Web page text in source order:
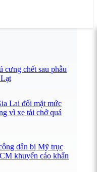
cưng chết sau phẫu
Lai đối mặt mức
vì xe tải chở quá
dân bị Mỹ trục
khuyến cáo khẩn